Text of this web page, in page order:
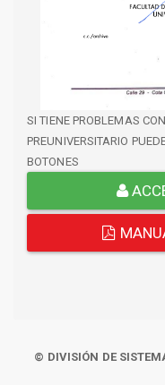
SI TIENE PROBLEMAS
PREUNIVERSITARIO
BOTONES
© DIVISIÓN DE